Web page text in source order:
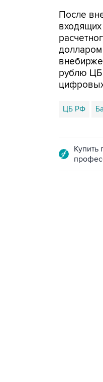
После
рублю ЦБ
ЦБ РФ
Купить